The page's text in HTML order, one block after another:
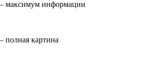
максимум информации
полная картина